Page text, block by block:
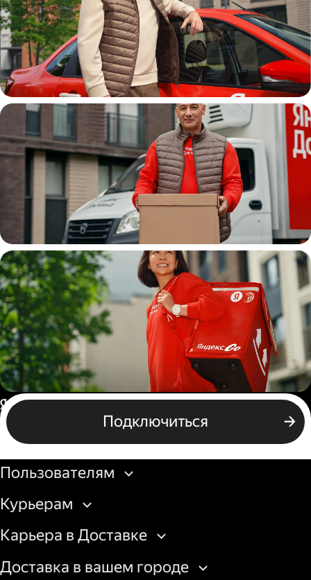
Автокурьер
Водитель
грузовой машины
Пеший курьер
Подключиться
Россия
Бизнесу
Пользователям
Курьерам
Карьера в Доставке
Доставка в вашем городе